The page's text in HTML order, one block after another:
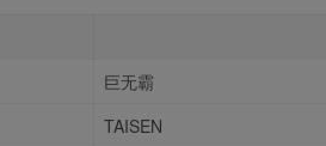
巨无霸
TAISEN